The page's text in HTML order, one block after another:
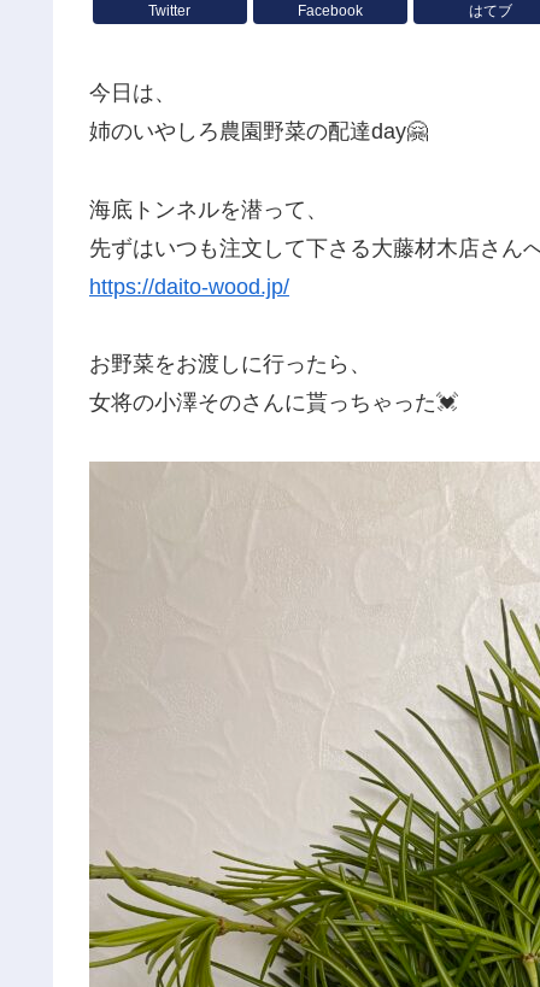
Twitter Facebook はてブ
今日は、
姉のいやしろ農園野菜の配達day🤗
海底トンネルを潜って、
先ずはいつも注文して下さる大藤材木店さん
https://daito-wood.jp/
お野菜をお渡しに行ったら、
女将の小澤そのさんに貰っちゃった💓